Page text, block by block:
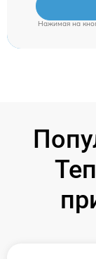
Нажимая на